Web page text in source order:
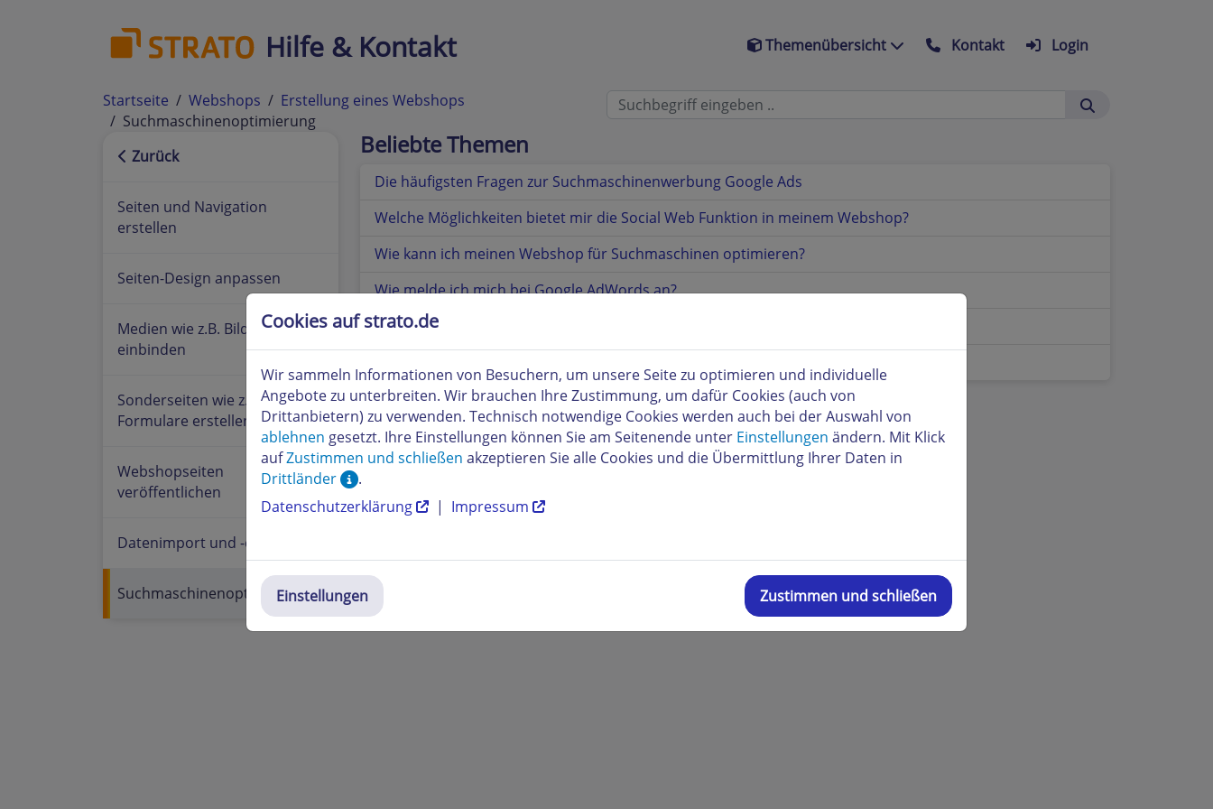
Hilfe & Kontakt Themenübersicht Kontakt Login
Startseite Webshops
Erstellung eines Webshops
Suchmaschinenoptimierung
Zurück
Seiten und Navigation
erstellen
Seiten-Design anpassen
Medien wie z.B. Bilder
einbinden
Sonderseiten wie z.B.
Formulare erstellen
Webshopseiten
veröffentlichen
Datenimport und -export
Suchmaschinenoptimierung
Beliebte Themen
Die häufigsten Fragen zur Suchmaschinenwerbung Google Ads
Welche Möglichkeiten bietet mir die Social Web Funktion in meinem Webshop?
Wie kann ich meinen Webshop für Suchmaschinen optimieren?
Wie melde ich mich bei Google AdWords an?
Was ist eine Sitemap-Datei und warum benötige ich diese Datei?
Cookies auf strato.de
Wir sammeln Informationen von Besuchern, um unsere Seite zu optimieren und individuelle
Angebote zu unterbreiten. Wir brauchen Ihre Zustimmung, um dafür Cookies (auch von
Drittanbietern) zu verwenden. Technisch notwendige Cookies werden auch bei der Auswahl von
ablehnen gesetzt. Ihre Einstellungen können Sie am Seitenende unter Einstellungen ändern. Mit Klick
aufZustimmen und schließen akzeptieren Sie alle Cookies und die Übermittlung Ihrer Daten in
Drittländer
.
Datenschutzerklärung
| Impressum
Einstellungen Zustimmen und schließen